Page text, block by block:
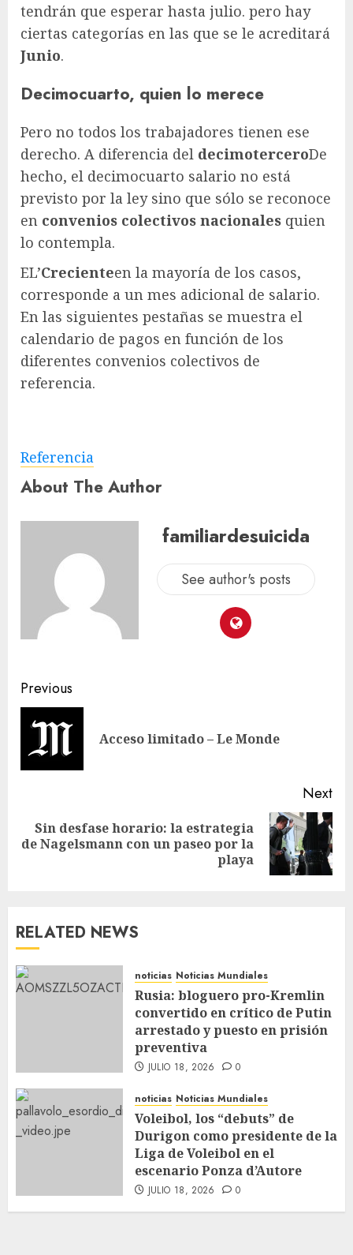
tendrán que esperar hasta julio. pero hay
ciertas categorías en las que se le acreditará
Junio.
Decimocuarto, quien lo merece
Pero no todos los trabajadores tienen ese
derecho. A diferencia del decimoterceroDe
hecho, el decimocuarto salario no está
previsto por la ley sino que sólo se reconoce
en convenios colectivos nacionales quien
lo contempla.
EL’Crecienteen la mayoría de los casos,
corresponde a un mes adicional de salario.
En las siguientes pestañas se muestra el
calendario de pagos en función de los
diferentes convenios colectivos de
referencia.
Referencia
About The Author
familiardesuicida
See author's posts
Previous
Acceso limitado – Le Monde
Next
Sin desfase horario: la estrategia
de Nagelsmann con un paseo por la
playa
RELATED NEWS
noticias Noticias Mundiales
Rusia: bloguero pro-Kremlin
convertido en crítico de Putin
arrestado y puesto en prisión
preventiva
JULIO 18, 2026 0
noticias Noticias Mundiales
Voleibol, los “debuts” de
Durigon como presidente de la
Liga de Voleibol en el
escenario Ponza d’Autore
JULIO 18, 2026 0